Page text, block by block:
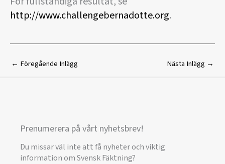
http://www.challengebernadotte.org.
← Föregående Inlägg Nästa Inlägg →
Prenumerera på vårt nyhetsbrev!
Du missar väl inte att få nyheter och viktig
information om Svensk Fäktning?